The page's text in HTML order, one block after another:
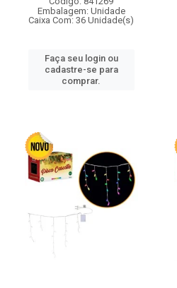
Embalagem: Unidade
Caixa Com: 36 Unidade(s)
Faça seu login ou
cadastre-se para
comprar.